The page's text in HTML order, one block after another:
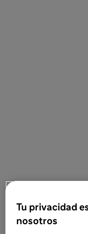
Tu privacidad
nosotros